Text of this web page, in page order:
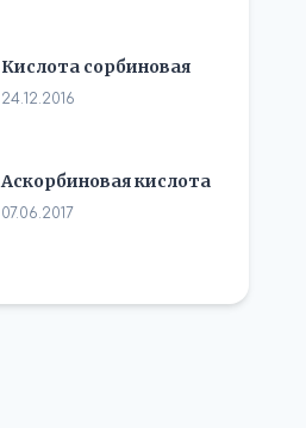
Кислота сорбиновая
24.12.2016
Аскорбиновая кислота
07.06.2017